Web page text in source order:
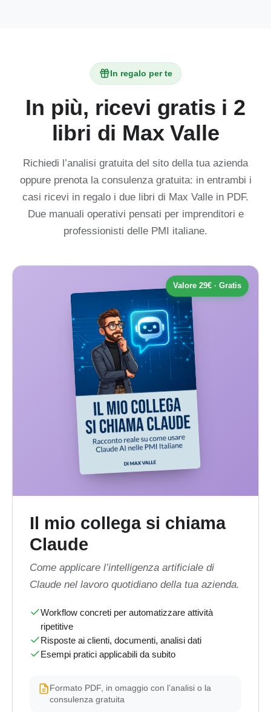
In regalo per te
In più, ricevi gratis i 2
libri di Max Valle
Richiedi l’analisi gratuita del sito della tua azienda
oppure prenota la consulenza gratuita: in entrambi i
casi ricevi in regalo i due libri di Max Valle in PDF.
Due manuali operativi pensati per imprenditori e
professionisti delle PMI italiane.
Valore 29€ · Gratis
Il mio collega si chiama
Claude
Come applicare l’intelligenza artificiale di
Claude nel lavoro quotidiano della tua azienda.
Workflow concreti per automatizzare attività
ripetitive
Risposte ai clienti, documenti, analisi dati
Esempi pratici applicabili da subito
Formato PDF, in omaggio con l’analisi o la
consulenza gratuita